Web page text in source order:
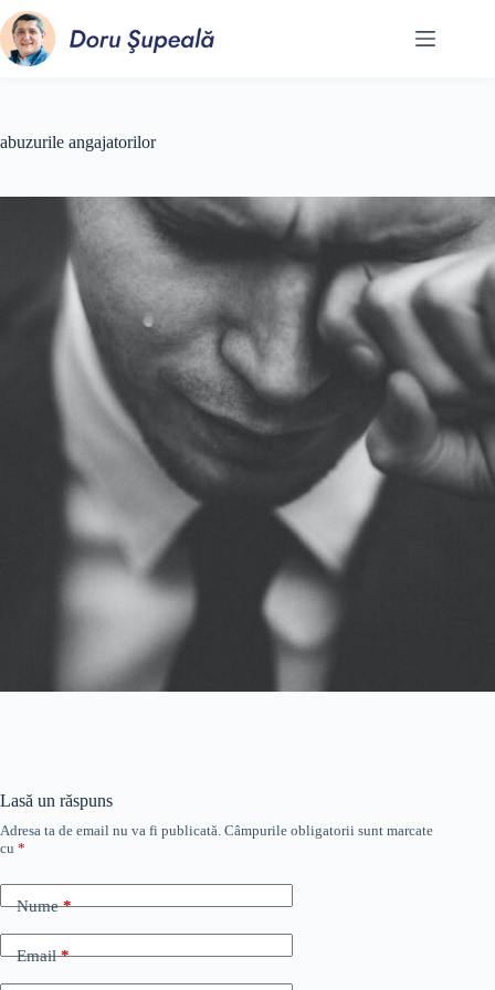
Sari
la
conținut
abuzurile angajatorilor
Lasă un răspuns
Adresa ta de email nu va fi publicată. Câmpurile obligatorii sunt marcate
cu *
Nume*
Email*